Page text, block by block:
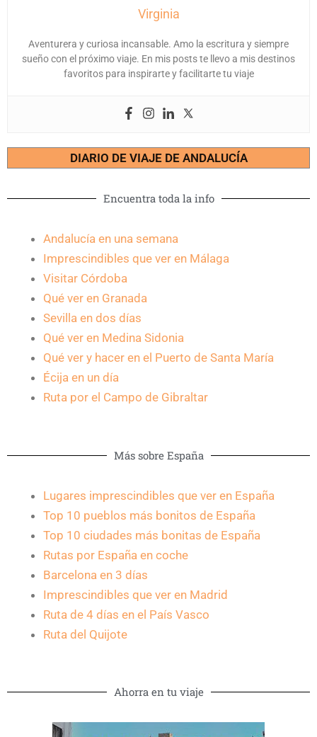
Virginia
Aventurera y curiosa incansable. Amo la escritura y siempre
sueño con el próximo viaje. En mis posts te llevo a mis destinos
favoritos para inspirarte y facilitarte tu viaje
DIARIO DE VIAJE DE ANDALUCÍA
Encuentra toda la info
Andalucía en una semana
Imprescindibles que ver en Málaga
Visitar Córdoba
Qué ver en Granada
Sevilla en dos días
Qué ver en Medina Sidonia
Qué ver y hacer en el Puerto de Santa María
Écija en un día
Ruta por el Campo de Gibraltar
Más sobre España
Lugares imprescindibles que ver en España
Top 10 pueblos más bonitos de España
Top 10 ciudades más bonitas de España
Rutas por España en coche
Barcelona en 3 días
Imprescindibles que ver en Madrid
Ruta de 4 días en el País Vasco
Ruta del Quijote
Ahorra en tu viaje